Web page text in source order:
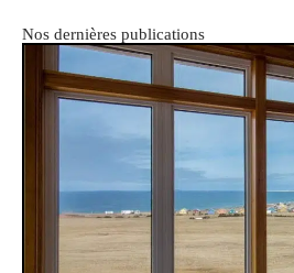
Nos dernières publications